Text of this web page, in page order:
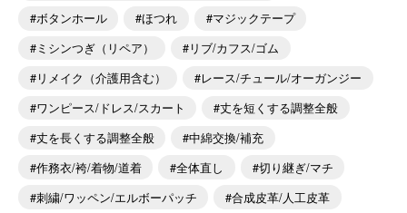
ボタンホール
ほつれ
マジックテープ
ミシンつぎ（リペア）
リブ/カフス/ゴム
リメイク（介護用含む）
レース/チュール/オーガンジー
ワンピース/ドレス/スカート
丈を短くする調整全般
丈を長くする調整全般
中綿交換/補充
作務衣/袴/着物/道着
全体直し
切り継ぎ/マチ
刺繍/ワッペン/エルボーパッチ
合成皮革/人工皮革